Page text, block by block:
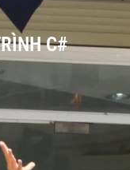
C#